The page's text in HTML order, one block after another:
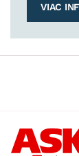
VIAC